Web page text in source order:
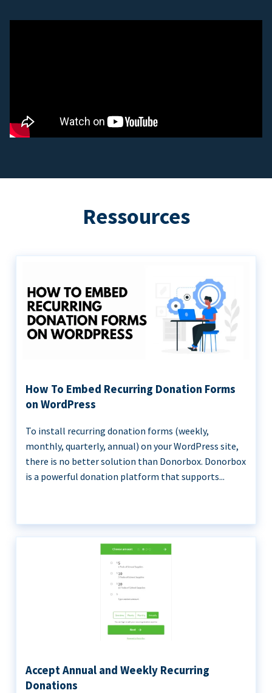
Ressources
How To Embed Recurring Donation Forms
on WordPress
To install recurring donation forms (weekly,
monthly, quarterly, annual) on your WordPress site,
there is no better solution than Donorbox. Donorbox
is a powerful donation platform that supports...
Accept Annual and Weekly Recurring
Donations